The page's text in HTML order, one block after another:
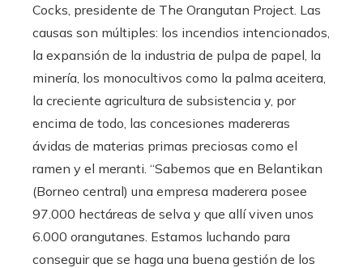
Cocks, presidente de The Orangutan Project. Las
causas son múltiples: los incendios intencionados,
la expansión de la industria de pulpa de papel, la
minería, los monocultivos como la palma aceitera,
la creciente agricultura de subsistencia y, por
encima de todo, las concesiones madereras
ávidas de materias primas preciosas como el
ramen y el meranti. “Sabemos que en Belantikan
(Borneo central) una empresa maderera posee
97.000 hectáreas de selva y que allí viven unos
6.000 orangutanes. Estamos luchando para
conseguir que se haga una buena gestión de los